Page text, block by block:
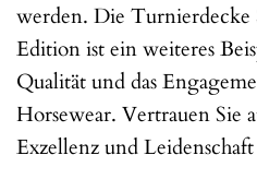
werden. Die
Edition ist ein weiteres
Qualität und das
Horsewear. Vertrauen Sie
Exzellenz und